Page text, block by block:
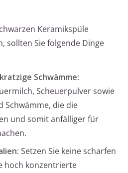
Keramikspüle
sollten Sie folgende Dinge
Schwämme:
Scheuerpulver sowie
Schwämme, die die
und somit anfälliger für
: Setzen Sie keine scharfen
hoch konzentrierte